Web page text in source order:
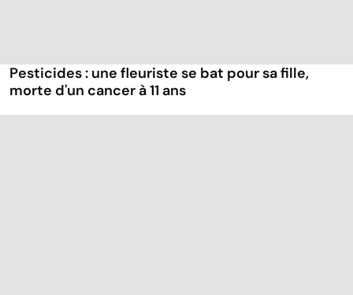
Pesticides : une fleuriste se bat pour sa fille,
morte d'un cancer à 11 ans